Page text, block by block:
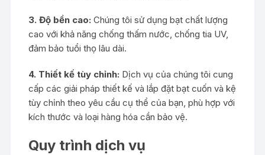
3. Độ bền cao: Chúng tôi sử dụng bạt chất lượng
cao với khả năng chống thấm nước, chống tia UV,
đảm bảo tuổi thọ lâu dài.
4. Thiết kế tùy chỉnh: Dịch vụ của chúng tôi cung
cấp các giải pháp thiết kế và lắp đặt bạt cuốn và kệ
tùy chỉnh theo yêu cầu cụ thể của bạn, phù hợp với
kích thước và loại hàng hóa cần bảo vệ.
Quy trình dịch vụ